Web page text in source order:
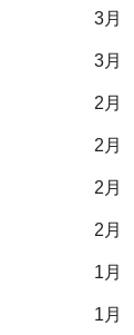
3月
3月
2月
2月
2月
2月
1月
1月